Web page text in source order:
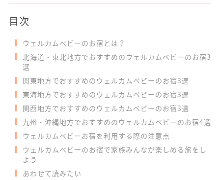
目次
ウェルカムベビーのお宿とは？
北海道・東北地方でおすすめのウェルカムベビーのお宿3
選
関東地方でおすすめのウェルカムベビーのお宿3選
東海地方でおすすめのウェルカムベビーのお宿3選
関西地方でおすすめのウェルカムベビーのお宿3選
九州・沖縄地方でおすすめのウェルカムベビーのお宿4選
ウェルカムベビーお宿を利用する際の注意点
ウェルカムベビーのお宿で家族みんなが楽しめる旅をし
よう
あわせて読みたい